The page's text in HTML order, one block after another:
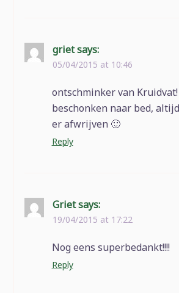
griet says:
05/04/2015 at 10:46
ontschminker van Kruidvat!
beschonken naar bed,
er afwrijven 🙂
Reply
Griet says:
19/04/2015 at 17:22
Nog eens superbedankt!!!!
Reply